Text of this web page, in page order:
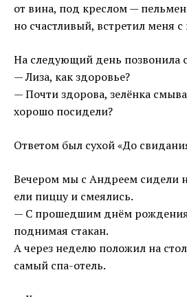
от вина, под креслом —
но счастливый, встретил меня
На следующий день позвонила
— Лиза, как здоровье?
— Почти здорова, зелёнка
хорошо посидели?
Ответом был сухой «До
Вечером мы с Андреем сидели
ели пиццу и смеялись.
— С прошедшим днём
поднимая стакан.
А через неделю положил на
самый спа-отель.